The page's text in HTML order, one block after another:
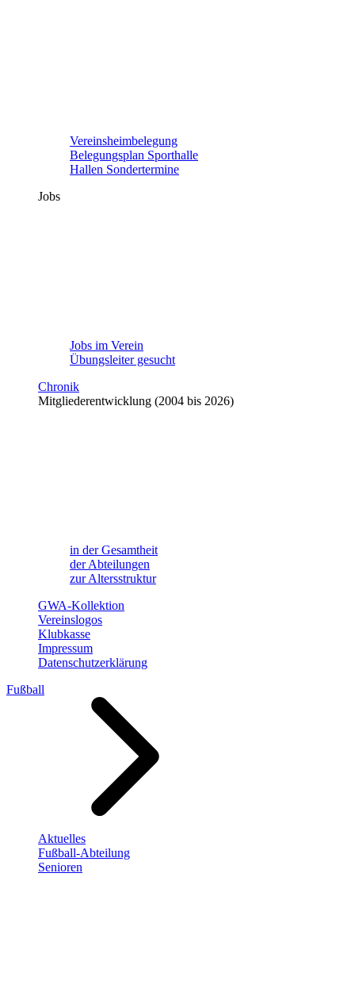
Vereinsheimbelegung
Belegungsplan Sporthalle
Hallen Sondertermine
Jobs
Jobs im Verein
Übungsleiter gesucht
Chronik
Mitgliederentwicklung (2004 bis 2026)
in der Gesamtheit
der Abteilungen
zur Altersstruktur
GWA-Kollektion
Vereinslogos
Klubkasse
Impressum
Datenschutzerklärung
Fußball
Aktuelles
Fußball-Abteilung
Senioren